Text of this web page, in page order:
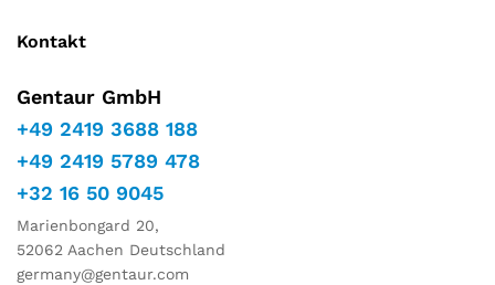
Kontakt
Gentaur GmbH
+49 2419 3688 188
+49 2419 5789 478
+32 16 50 9045
Marienbongard 20,
52062 Aachen Deutschland
germany@gentaur.com